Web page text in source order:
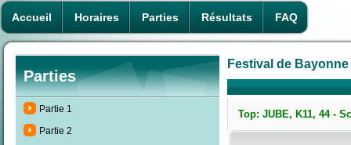
Accueil Horaires Parties Résultats FAQ
Parties
Partie 1
Partie 2
Festival de
Top: JUBE, K11, 44 -